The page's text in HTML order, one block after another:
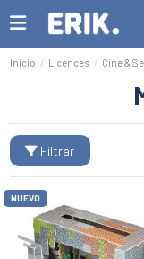
Inicio Licences Cine &
Filtrar
NUEVO